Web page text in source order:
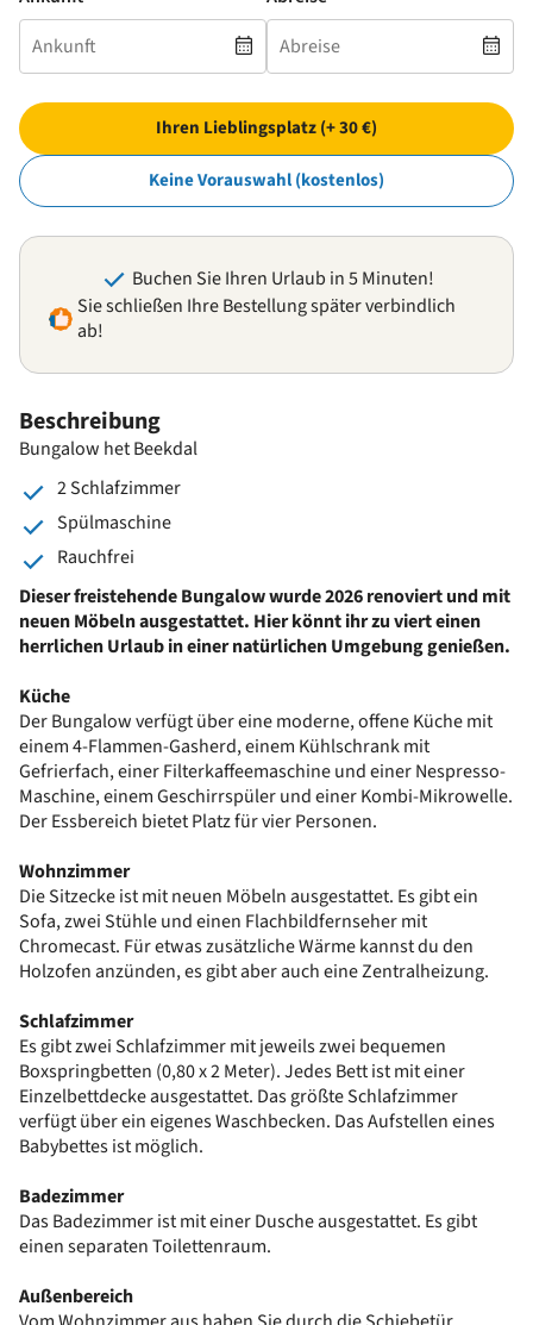
Beschreibung
Bungalow het Beekdal
2 Schlafzimmer
Spülmaschine
Rauchfrei
Dieser freistehende Bungalow wurde 2026 renoviert und mit
neuen Möbeln ausgestattet. Hier könnt ihr zu viert einen
herrlichen Urlaub in einer natürlichen Umgebung genießen.
Küche
Der Bungalow verfügt über eine moderne, offene Küche mit
einem 4-Flammen-Gasherd, einem Kühlschrank mit
Gefrierfach, einer Filterkaffeemaschine und einer Nespresso-
Maschine, einem Geschirrspüler und einer Kombi-Mikrowelle.
Der Essbereich bietet Platz für vier Personen.
Wohnzimmer
Die Sitzecke ist mit neuen Möbeln ausgestattet. Es gibt ein
Sofa, zwei Stühle und einen Flachbildfernseher mit
Chromecast. Für etwas zusätzliche Wärme kannst du den
Holzofen anzünden, es gibt aber auch eine Zentralheizung.
Schlafzimmer
Es gibt zwei Schlafzimmer mit jeweils zwei bequemen
Boxspringbetten (0,80 x 2 Meter). Jedes Bett ist mit einer
Einzelbettdecke ausgestattet. Das größte Schlafzimmer
verfügt über ein eigenes Waschbecken. Das Aufstellen eines
Babybettes ist möglich.
Badezimmer
Das Badezimmer ist mit einer Dusche ausgestattet. Es gibt
einen separaten Toilettenraum.
Außenbereich
Ihren Lieblingsplatz (+ 30 €)
Keine Vorauswahl (kostenlos)
Buchen Sie Ihren Urlaub in 5 Minuten!
Sie schließen Ihre Bestellung später verbindlich
ab!